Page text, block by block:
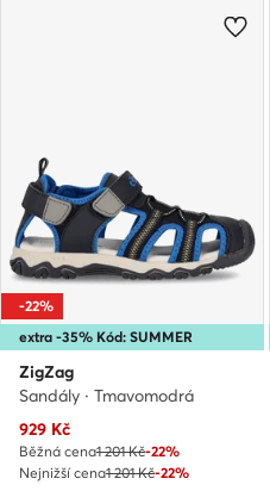
extra -35% Kód: SUMMER
-22%
ZigZag
Sandály · Tmavomodrá
Aktuální cena
929 Kč
Běžná cena1 201 Kč-22%
Nejnižší cena1 201 Kč-22%